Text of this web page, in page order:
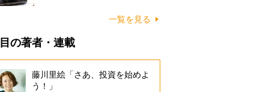
一覧を見る
の著者・連載
藤川里絵「さあ、投資を始めよ
う！」